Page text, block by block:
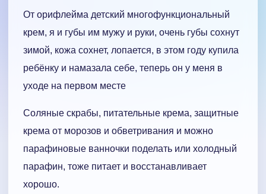
От орифлейма детский многофункциональный
крем, я и губы им мужу и руки, очень губы сохнут
зимой, кожа сохнет, лопается, в этом году купила
ребёнку и намазала себе, теперь он у меня в
уходе на первом месте
Соляные скрабы, питательные крема, защитные
крема от морозов и обветривания и можно
парафиновые ванночки поделать или холодный
парафин, тоже питает и восстанавливает
хорошо.